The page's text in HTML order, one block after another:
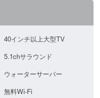
40インチ以上大型TV
5.1chサラウンド
ウォーターサーバー
無料Wi-Fi